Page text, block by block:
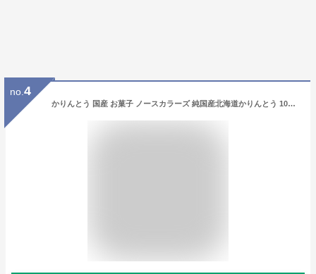
no. 4
かりんとう 国産 お菓子 ノースカラーズ 純国産北海道かりんとう 100g 5個セット